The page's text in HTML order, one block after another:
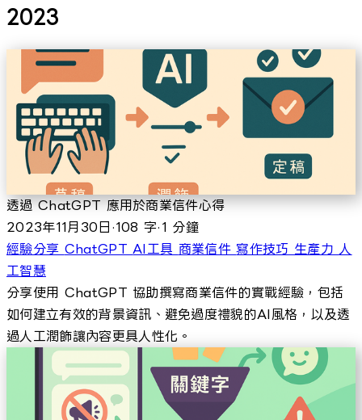
2023
透過 ChatGPT 應用於商業信件心得
2023年11月30日·108 字·1 分鐘
經驗分享ChatGPTAI工具商業信件寫作技巧生產力人
工智慧
分享使用 ChatGPT 協助撰寫商業信件的實戰經驗，包括
如何建立有效的背景資訊、避免過度禮貌的AI風格，以及透
過人工潤飾讓內容更具人性化。